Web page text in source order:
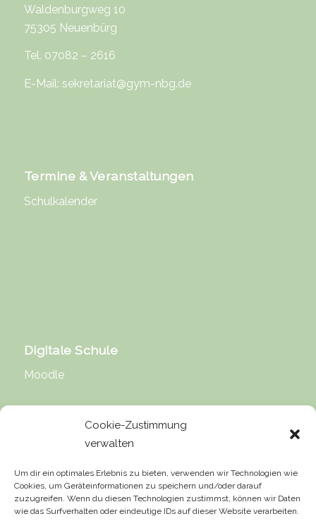
Cookie-Zustimmung
verwalten
Um dir ein optimales Erlebnis zu bieten, verwenden wir Technologien wie
Cookies, um Geräteinformationen zu speichern und/oder darauf
zuzugreifen. Wenn du diesen Technologien zustimmst, können wir Daten
wie das Surfverhalten oder eindeutige IDs auf dieser Website verarbeiten.
Waldenburgweg 10
75305 Neuenbürg
Tel. 07082 – 2616
E-Mail: sekretariat@gym-nbg.de
Termine & Veranstaltungen
Schulkalender
Digitale Schule
Moodle
Rechtliche Hinweise
Impressum